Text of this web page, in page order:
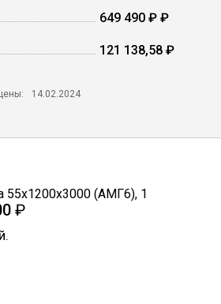
649 490 ₽ ₽
121 138,58 ₽
14.02.2024
55х1200х3000 (АМГ6), 1
₽